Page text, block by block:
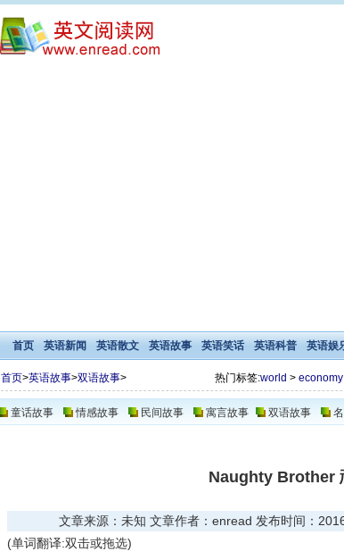
首页 英语新闻 英语散文 英语故事 英语笑话 英语科普 英语娱
首页>英语故事>双语故事> 热门标签:world > economy
童话故事 情感故事 民间故事 寓言故事 双语故事
Naughty Brother
文章来源：未知 文章作者：enread 发布时间：
(单词翻译:双击或拖选)